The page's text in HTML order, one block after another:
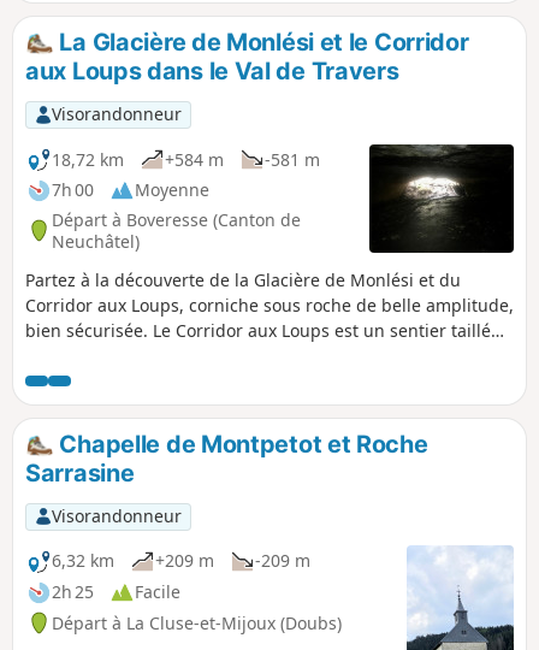
La Glacière de Monlési et le Corridor
aux Loups dans le Val de Travers
Visorandonneur
18,72 km
+584 m
-581 m
7h 00
Moyenne
Départ à Boveresse (Canton de
Neuchâtel)
Partez à la découverte de la Glacière de Monlési et du
Corridor aux Loups, corniche sous roche de belle amplitude,
bien sécurisée. Le Corridor aux Loups est un sentier taillé
s'est creusée à tel point que l'ont peut y marcher. L'accès ne
présente pas de difficulté majeure, une chaîne court tout au
long du corridor et quatre séries d'escaliers, environ 140
marches, sont là pour faciliter la progression. Rien n'atteste
la présence d'une meute de loups, certains prétendent que
ce chemin mystérieux mène en un lieu où des sorciers et
sorcières se donnaient rendez vous. Frissons ! Randonnée
très bien balisée.
Chapelle de Montpetot et Roche
Sarrasine
Visorandonneur
6,32 km
+209 m
-209 m
2h 25
Facile
Départ à La Cluse-et-Mijoux (Doubs)